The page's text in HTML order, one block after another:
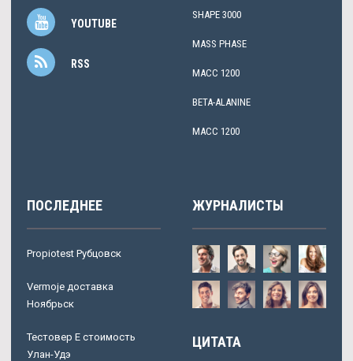
YOUTUBE
RSS
SHAPE 3000
MASS PHASE
МАСС 1200
BETA-ALANINE
МАСС 1200
ПОСЛЕДНЕЕ
Propiotest Рубцовск
Vermoje доставка
Ноябрьск
Тестовер Е стоимость
Улан-Удэ
ЖУРНАЛИСТЫ
ЦИТАТА